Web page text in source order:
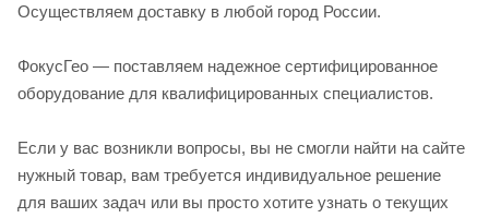
Осуществляем доставку в любой город России.
ФокусГео — поставляем надежное сертифицированное
оборудование для квалифицированных специалистов.
Если у вас возникли вопросы, вы не смогли найти на сайте
нужный товар, вам требуется индивидуальное решение
для ваших задач или вы просто хотите узнать о текущих